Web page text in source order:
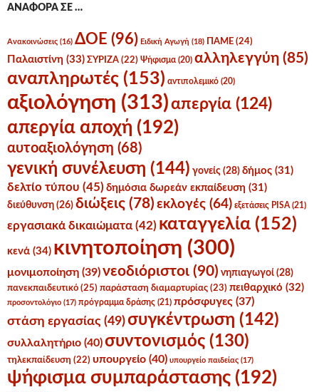
ΑΝΑΦΟΡΆ ΣΕ …
Ανακοινώσεις (16) ΔΟΕ (96) Ειδική Αγωγή (18) ΠΑΜΕ (24)
Παλαιστίνη (33) ΣΥΡΙΖΑ (22) Ψήφισμα (20) αλληλεγγύη (85)
αναπληρωτές (153) αντιπολεμικό (20)
αξιολόγηση (313)απεργία (124)
απεργία αποχή (192)
αυτοαξιολόγηση (68)
γενική συνέλευση (144) γονείς (28) δήμος (31)
δελτίο τύπου (45) δημόσια δωρεάν εκπαίδευση (31)
διεύθυνση (26) διώξεις (78) εκλογές (64) εξετάσεις PISA (21)
εργασιακά δικαιώματα(42) καταγγελία (152)
κενά (34) κινητοποίηση (300)
μονιμοποίηση (39)νεοδιόριστοι (90) νηπιαγωγοί (28)
πανεκπαιδευτικό (25) παράσταση διαμαρτυρίας (23) πειθαρχικό (32)
προσοντολόγιο (17) πρόγραμμα δράσης (21) πρόσφυγες (37)
στάση εργασίας (49)συγκέντρωση (142)
συλλαλητήριο (40)συντονισμός (130)
τηλεκπαίδευση (22) υπουργείο (40) υπουργείο παιδείας (17)
ψήφισμα συμπαράστασης (192)